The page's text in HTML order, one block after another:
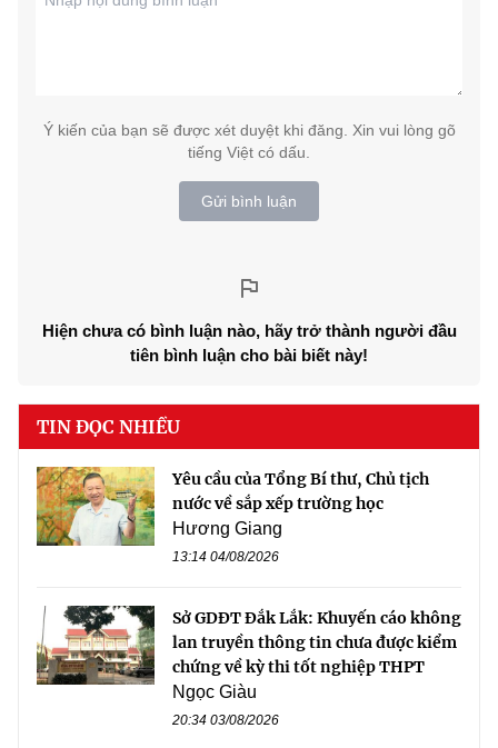
Ý kiến của bạn sẽ được xét duyệt khi đăng. Xin vui lòng gõ
tiếng Việt có dấu.
Gửi bình luận
Hiện chưa có bình luận nào, hãy trở thành người đầu
tiên bình luận cho bài biết này!
TIN ĐỌC NHIỀU
Yêu cầu của Tổng Bí thư, Chủ tịch
nước về sắp xếp trường học
Hương Giang
13:14 04/08/2026
Sở GDĐT Đắk Lắk: Khuyến cáo không
lan truyền thông tin chưa được kiểm
chứng về kỳ thi tốt nghiệp THPT
Ngọc Giàu
20:34 03/08/2026